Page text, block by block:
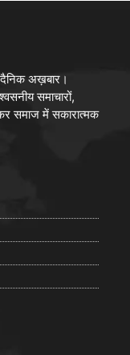
दैनिक अख़बार।
समाचारों,
समाज में सकारात्मक